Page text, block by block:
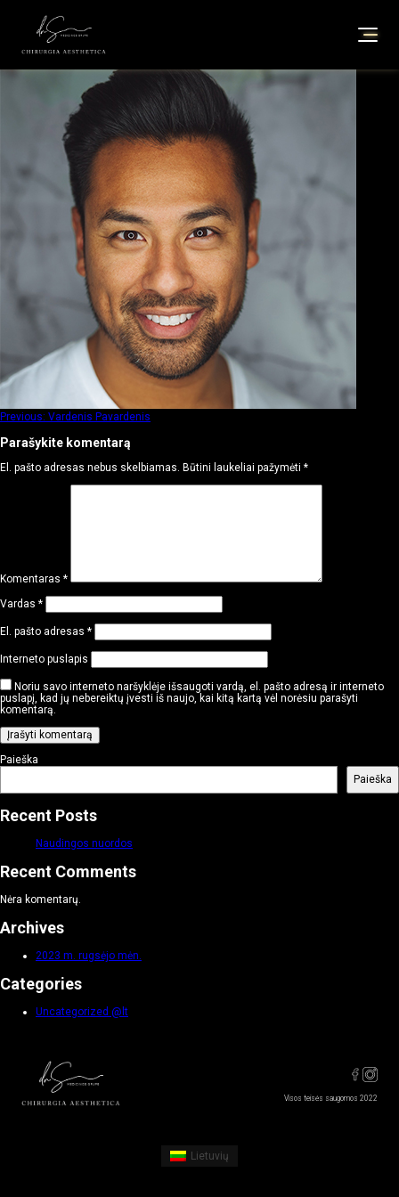
Vardenis Pavardenis
Navigacija
tarp
Previous: Vardenis Pavardenis
Parašykite komentarą
El. pašto adresas nebus skelbiamas. Būtini laukeliai pažymėti *
Komentaras *
Vardas *
El. pašto adresas *
Interneto puslapis
Noriu savo interneto naršyklėje išsaugoti vardą, el. pašto adresą ir interneto
puslapį, kad jų nebereiktų įvesti iš naujo, kai kitą kartą vėl norėsiu parašyti
komentarą.
Paieška
Paieška
Recent Posts
Naudingos nuordos
Recent Comments
Nėra komentarų.
Archives
2023 m. rugsėjo mėn.
Categories
Uncategorized @lt
Visos teisės saugomos 2022
Lietuvių